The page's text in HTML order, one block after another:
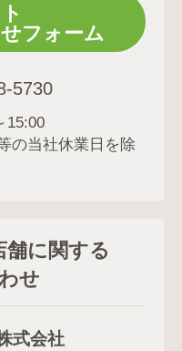
フォーム
5730
15:00
の当社休業日を除
舗に関する
せ
式会社